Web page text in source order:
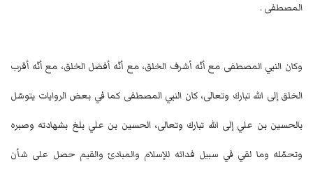
المصطفى .
وكان النبي المصطفى مع أنّه أشرف الخلق، مع أنّه أفضل الخلق، مع أنّه أقرب
الخلق إلى الله تبارك وتعالى، كان النبي المصطفى كما في بعض الروايات يتوسّل
بالحسين بن علي إلى الله تبارك وتعالى، الحسين بن علي بلغ بشهادته وصبره
وتحمّله وما لقي في سبيل فدائه للإسلام والمبادئ والقيم حصل على شأن